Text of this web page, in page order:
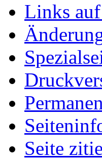
Links
Seite